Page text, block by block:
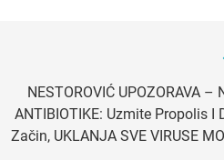
NESTOROVIĆ UPOZORAVA –
ANTIBIOTIKE: Uzmite Propolis I
Začin, UKLANJA SVE VIRUSE